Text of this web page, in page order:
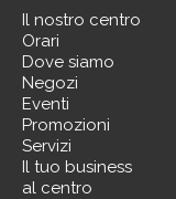
Il nostro centro
Orari
Dove siamo
Negozi
Eventi
Promozioni
Servizi
Il tuo business
al centro